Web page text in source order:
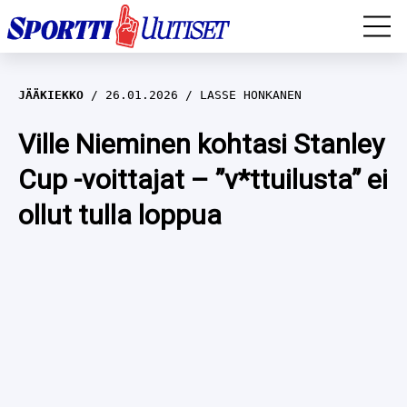
EM-YLEISURHEILU
JÄÄKIEKKO
YLEISURHEILU
WILMA HELTELÄ
TALVILAJIT
JÄÄKIEKKO 26.01.2026 LASSE HONKANEN
Ville Nieminen kohtasi Stanley
Cup -voittajat – ”v*ttuilusta” ei
ollut tulla loppua